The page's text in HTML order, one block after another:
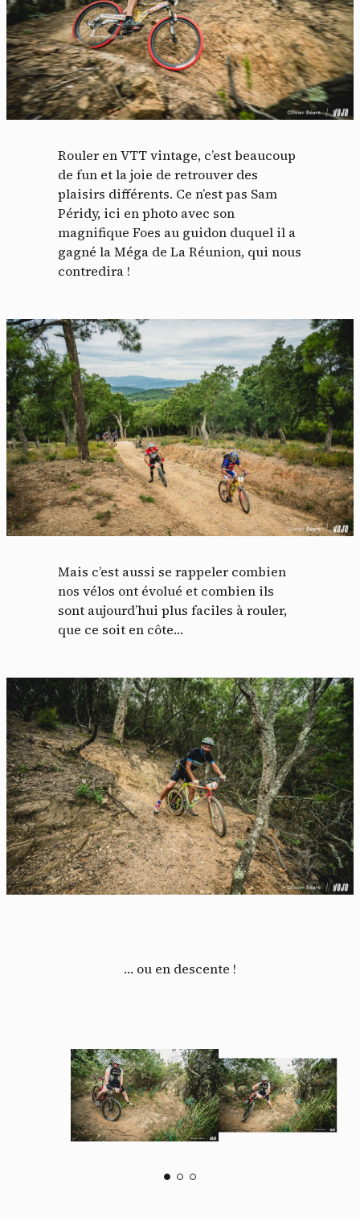
Rouler en VTT vintage, c’est beaucoup
de fun et la joie de retrouver des
plaisirs différents. Ce n’est pas Sam
Péridy, ici en photo avec son
magnifique Foes au guidon duquel il a
gagné la Méga de La Réunion, qui nous
contredira !
Mais c’est aussi se rappeler combien
nos vélos ont évolué et combien ils
sont aujourd’hui plus faciles à rouler,
que ce soit en côte…
… ou en descente !